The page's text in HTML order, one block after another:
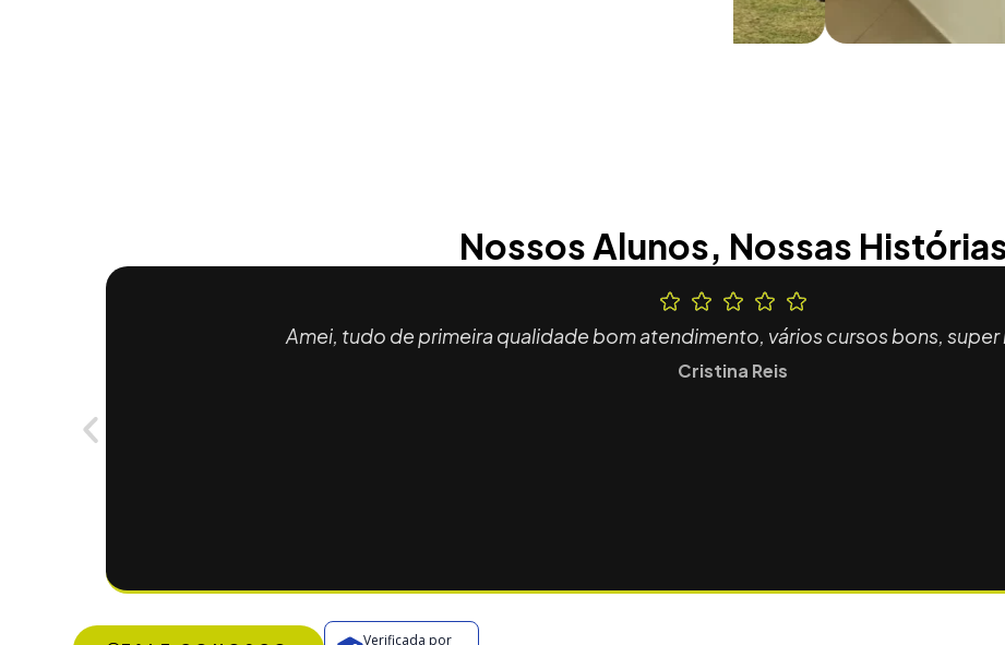
Nossos Alunos, Nossas
Amei, tudo de primeira qualidade bom atendimento, vários cursos bons,
Cristina Reis
Verificada por